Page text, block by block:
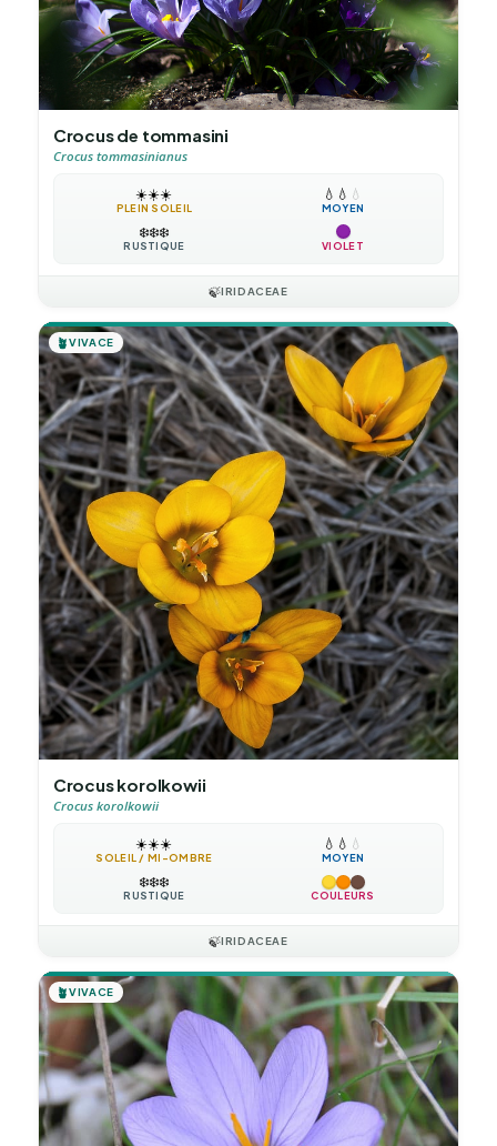
Crocus de tommasini
Crocus tommasinianus
☀️☀️☀️
PLEIN SOLEIL
💧 💧 💧
MOYEN
❄️❄️❄️
RUSTIQUE VIOLET
🍃IRIDACEAE
🪴VIVACE
Crocus korolkowii
Crocus korolkowii
☀️☀️☀️
SOLEIL / MI-OMBRE
💧 💧 💧
MOYEN
❄️❄️❄️
RUSTIQUE COULEURS
🍃IRIDACEAE
🪴VIVACE